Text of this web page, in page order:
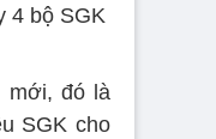
4 bộ SGK
mới, đó là
SGK cho